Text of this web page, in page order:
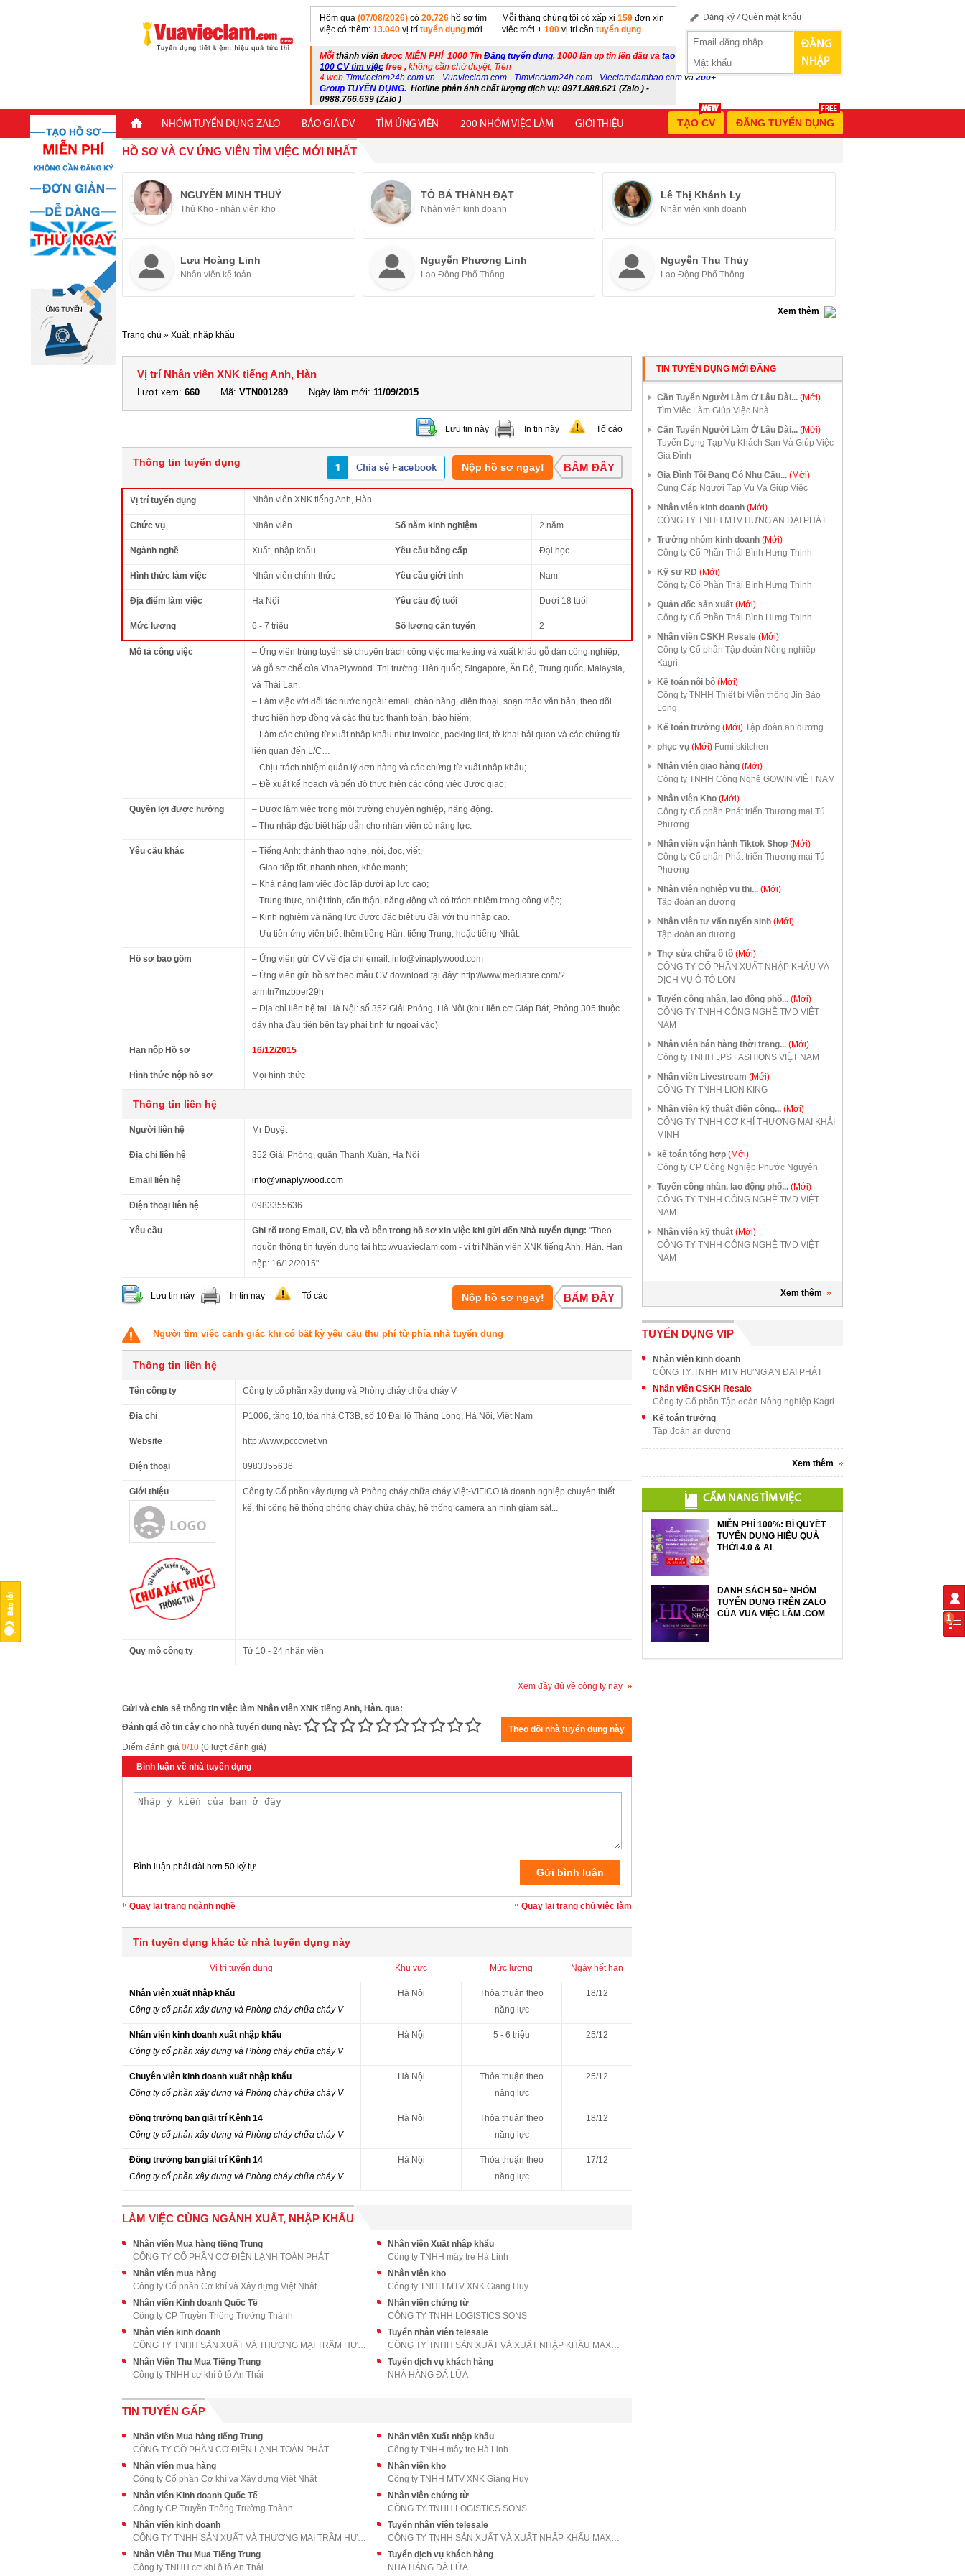
Hôm qua (07/08/2026) có 20.726 hồ sơ tìm
việc có thêm: 13.040 vị trí tuyển dụng mới
Mỗi tháng chúng tôi có xấp xỉ 159 đơn xin
việc mới + 100 vị trí cần tuyển dụng
Mỗithành viên được MIỄN PHÍ 1000 Tin Đăng tuyển dụng, 1000 lần up tin lên đầu và tạo
100 CV tìm việc free , không cần chờ duyệt, Trên
4 web Timvieclam24h.com.vn - Vuavieclam.com - Timvieclam24h.com - Vieclamdambao.com và 200+
Group TUYỂN DỤNG. Hotline phản ánh chất lượng dịch vụ: 0971.888.621 (Zalo ) -
0988.766.639 (Zalo )
Đăng ký /Quên mật khẩu
ĐĂNG
NHẬP
NHÓM TUYỂN DỤNG ZALO BÁO GIÁ DV TÌM ỨNG VIÊN 200 NHÓM VIỆC LÀM GIỚI THIỆU ĐĂNG TUYỂN DỤNG
TẠO CV
HỒ SƠ VÀ CV ỨNG VIÊN TÌM VIỆC MỚI NHẤT
NGUYỄN MINH THUÝ
Thủ Kho - nhân viên kho
TÔ BÁ THÀNH ĐẠT
Nhân viên kinh doanh
Lê Thị Khánh Ly
Nhân viên kinh doanh
Lưu Hoàng Linh
Nhân viên kế toán
Nguyễn Phương Linh
Lao Động Phổ Thông
Nguyễn Thu Thủy
Lao Động Phổ Thông
Xem thêm
Trang chủ » Xuất, nhập khẩu
Vị trí Nhân viên XNK tiếng Anh, Hàn
Lượt xem: 660 Mã: VTN001289 Ngày làm mới: 11/09/2015
Lưu tin này In tin này Tố cáo
Thông tin tuyển dụng Nộp hồ sơ ngay! BẤM ĐÂY
Vị trí tuyển dụng Nhân viên XNK tiếng Anh, Hàn
Chức vụ Nhân viên Số năm kinh nghiệm 2 năm
Ngành nghề Xuất, nhập khẩu Yêu cầu bằng cấp Đại học
Hình thức làm việc Nhân viên chính thức Yêu cầu giới tính Nam
Địa điểm làm việc Hà Nội Yêu cầu độ tuổi Dưới 18 tuổi
Mức lương 6 - 7 triệu Số lượng cần tuyển 2
Mô tả công việc
– Ứng viên trúng tuyển sẽ chuyên trách công việc marketing và xuất khẩu gỗ dán công nghiệp,
và gỗ sơ chế của VinaPlywood. Thị trường: Hàn quốc, Singapore, Ấn Độ, Trung quốc, Malaysia,
và Thái Lan.
– Làm việc với đối tác nước ngoài: email, chào hàng, điện thoại, soạn thảo văn bản, theo dõi
thực hiện hợp đồng và các thủ tục thanh toán, bảo hiểm;
– Làm các chứng từ xuất nhập khẩu như invoice, packing list, tờ khai hải quan và các chứng từ
liên quan đến L/C…
– Chịu trách nhiệm quản lý đơn hàng và các chứng từ xuất nhập khẩu;
– Đề xuất kế hoạch và tiến độ thực hiện các công việc được giao;
Quyền lợi được hưởng
– Được làm việc trong môi trường chuyên nghiệp, năng động.
– Thu nhập đặc biệt hấp dẫn cho nhân viên có năng lực.
Yêu cầu khác
– Tiếng Anh: thành thạo nghe, nói, đọc, viết;
– Giao tiếp tốt, nhanh nhẹn, khỏe mạnh;
– Khả năng làm việc độc lập dưới áp lực cao;
– Trung thực, nhiệt tình, cẩn thận, năng động và có trách nhiệm trong công việc;
– Kinh nghiệm và năng lực được đặc biệt ưu đãi với thu nhập cao.
– Ưu tiên ứng viên biết thêm tiếng Hàn, tiếng Trung, hoặc tiếng Nhật.
Hồ sơ bao gồm
– Ứng viên gửi CV về địa chỉ email: info@vinaplywood.com
– Ứng viên gửi hồ sơ theo mẫu CV download tại đây: http://www.mediafire.com/?
armtn7mzbper29h
– Địa chỉ liên hệ tại Hà Nội: số 352 Giải Phóng, Hà Nội (khu liên cơ Giáp Bát, Phòng 305 thuộc
dãy nhà đầu tiên bên tay phải tính từ ngoài vào)
Hạn nộp Hồ sơ 16/12/2015
Hình thức nộp hồ sơ Mọi hình thức
Thông tin liên hệ
Người liên hệ Mr Duyệt
Địa chỉ liên hệ 352 Giải Phóng, quận Thanh Xuân, Hà Nội
Email liên hệ info@vinaplywood.com
Điện thoại liên hệ 0983355636
Yêu cầu Ghi rõ trong Email, CV, bìa và bên trong hồ sơ xin việc khi gửi đến Nhà tuyển dụng: "Theo
nguồn thông tin tuyển dụng tại http://vuavieclam.com - vị trí Nhân viên XNK tiếng Anh, Hàn. Hạn
nộp: 16/12/2015"
Lưu tin này In tin này Tố cáo Nộp hồ sơ ngay! BẤM ĐÂY
Người tìm việc cảnh giác khi có bất kỳ yêu cầu thu phí từ phía nhà tuyển dụng
Thông tin liên hệ
Tên công ty Công ty cổ phần xây dựng và Phòng cháy chữa cháy V
Địa chỉ P1006, tầng 10, tòa nhà CT3B, số 10 Đại lộ Thăng Long, Hà Nội, Việt Nam
Website http://www.pcccviet.vn
Điện thoại 0983355636
Giới thiệu
Công ty Cổ phần xây dựng và Phòng cháy chữa cháy Việt-VIFICO là doanh nghiệp chuyên thiết
kế, thi công hệ thống phòng cháy chữa cháy, hệ thống camera an ninh giám sát...
Quy mô công ty Từ 10 - 24 nhân viên
Xem đầy đủ về công ty này
Gửi và chia sẻ thông tin việc làm Nhân viên XNK tiếng Anh, Hàn. qua:
Đánh giá độ tin cậy cho nhà tuyển dụng này:
Điểm đánh giá 0/10 (0 lượt đánh giá)
Bình luận về nhà tuyển dụng
Bình luận phải dài hơn 50 ký tự
Quay lại trang ngành nghề Quay lại trang chủ việc làm
Tin tuyển dụng khác từ nhà tuyển dụng này
Vị trí tuyển dụng Khu vực Mức lương Ngày hết hạn
Nhân viên xuất nhập khẩu
Công ty cổ phần xây dựng và Phòng cháy chữa cháy V
Hà Nội
Thỏa thuận theo
năng lực
18/12
Nhân viên kinh doanh xuất nhập khẩu
Công ty cổ phần xây dựng và Phòng cháy chữa cháy V
Hà Nội 5 - 6 triệu 25/12
Chuyên viên kinh doanh xuất nhập khẩu
Công ty cổ phần xây dựng và Phòng cháy chữa cháy V
Hà Nội
Thỏa thuận theo
năng lực
25/12
Đồng trưởng ban giải trí Kênh 14
Công ty cổ phần xây dựng và Phòng cháy chữa cháy V
Hà Nội
Thỏa thuận theo
năng lực
18/12
Đồng trưởng ban giải trí Kênh 14
Công ty cổ phần xây dựng và Phòng cháy chữa cháy V
Hà Nội
Thỏa thuận theo
năng lực
17/12
LÀM VIỆC CÙNG NGÀNH XUẤT, NHẬP KHẨU
Nhân viên Mua hàng tiếng Trung
CÔNG TY CỔ PHẦN CƠ ĐIỆN LẠNH TOÀN PHÁT
Nhân viên Xuất nhập khẩu
Công ty TNHH mây tre Hà Linh
Nhân viên mua hàng
Công ty Cổ phần Cơ khí và Xây dựng Việt Nhật
Nhân viên kho
Công ty TNHH MTV XNK Giang Huy
Nhân viên Kinh doanh Quốc Tế
Công ty CP Truyền Thông Trường Thành
Nhân viên chứng từ
CÔNG TY TNHH LOGISTICS SONS
Nhân viên kinh doanh
CÔNG TY TNHH SẢN XUẤT VÀ THƯƠNG MẠI TRẦM HƯƠNG VIỆ
Tuyển nhân viên telesale
CÔNG TY TNHH SẢN XUẤT VÀ XUẤT NHẬP KHẨU MAXX BAMBO
Nhân Viên Thu Mua Tiếng Trung
Công ty TNHH cơ khí ô tô An Thái
Tuyển dịch vụ khách hàng
NHÀ HÀNG ĐÁ LỬA
TIN TUYỂN GẤP
Nhân viên Mua hàng tiếng Trung
CÔNG TY CỔ PHẦN CƠ ĐIỆN LẠNH TOÀN PHÁT
Nhân viên Xuất nhập khẩu
Công ty TNHH mây tre Hà Linh
Nhân viên mua hàng
Công ty Cổ phần Cơ khí và Xây dựng Việt Nhật
Nhân viên kho
Công ty TNHH MTV XNK Giang Huy
Nhân viên Kinh doanh Quốc Tế
Công ty CP Truyền Thông Trường Thành
Nhân viên chứng từ
CÔNG TY TNHH LOGISTICS SONS
Nhân viên kinh doanh
CÔNG TY TNHH SẢN XUẤT VÀ THƯƠNG MẠI TRẦM HƯƠNG VIỆ
Tuyển nhân viên telesale
CÔNG TY TNHH SẢN XUẤT VÀ XUẤT NHẬP KHẨU MAXX BAMBO
Nhân Viên Thu Mua Tiếng Trung
Công ty TNHH cơ khí ô tô An Thái
Tuyển dịch vụ khách hàng
NHÀ HÀNG ĐÁ LỬA
TIN TUYỂN DỤNG MỚI ĐĂNG
Cần Tuyển Người Làm Ở Lâu Dài... (Mới)
Tìm Việc Làm Giúp Việc Nhà
Cần Tuyển Người Làm Ở Lâu Dài... (Mới)
Tuyển Dụng Tạp Vụ Khách Sạn Và Giúp Việc
Gia Đình
Gia Đình Tôi Đang Có Nhu Cầu... (Mới)
Cung Cấp Người Tạp Vụ Và Giúp Việc
Nhân viên kinh doanh (Mới)
CÔNG TY TNHH MTV HƯNG AN ĐẠI PHÁT
Trưởng nhóm kinh doanh (Mới)
Công ty Cổ Phần Thái Bình Hưng Thịnh
Kỹ sư RD (Mới)
Công ty Cổ Phần Thái Bình Hưng Thịnh
Quản đốc sản xuất (Mới)
Công ty Cổ Phần Thái Bình Hưng Thịnh
Nhân viên CSKH Resale (Mới)
Công ty Cổ phần Tập đoàn Nông nghiệp
Kagri
Kế toán nội bộ (Mới)
Công ty TNHH Thiết bị Viễn thông Jin Bảo
Long
Kế toán trưởng (Mới) Tập đoàn an dương
phục vụ (Mới) Fumi’skitchen
Nhân viên giao hàng (Mới)
Công ty TNHH Công Nghệ GOWIN VIỆT NAM
Nhân viên Kho (Mới)
Công ty Cổ phần Phát triển Thương mại Tú
Phương
Nhân viên vận hành Tiktok Shop (Mới)
Công ty Cổ phần Phát triển Thương mại Tú
Phương
Nhân viên nghiệp vụ thị... (Mới)
Tập đoàn an dương
Nhân viên tư vấn tuyển sinh (Mới)
Tập đoàn an dương
Thợ sửa chữa ô tô (Mới)
CÔNG TY CỔ PHẦN XUẤT NHẬP KHẨU VÀ
DỊCH VỤ Ô TÔ LON
Tuyển công nhân, lao động phổ... (Mới)
CÔNG TY TNHH CÔNG NGHỆ TMD VIỆT
NAM
Nhân viên bán hàng thời trang... (Mới)
Công ty TNHH JPS FASHIONS VIỆT NAM
Nhân viên Livestream (Mới)
CÔNG TY TNHH LION KING
Nhân viên kỹ thuật điện công... (Mới)
CÔNG TY TNHH CƠ KHÍ THƯƠNG MẠI KHẢI
MINH
kế toán tổng hợp (Mới)
Công ty CP Công Nghiệp Phước Nguyên
Tuyển công nhân, lao động phổ... (Mới)
CÔNG TY TNHH CÔNG NGHỆ TMD VIỆT
NAM
Nhân viên kỹ thuật (Mới)
CÔNG TY TNHH CÔNG NGHỆ TMD VIỆT
NAM
Xem thêm
TUYỂN DỤNG VIP
Nhân viên kinh doanh
CÔNG TY TNHH MTV HƯNG AN ĐẠI PHÁT
Nhân viên CSKH Resale
Công ty Cổ phần Tập đoàn Nông nghiệp Kagri
Kế toán trưởng
Tập đoàn an dương
Xem thêm
CẨM NANG TÌM VIỆC
MIỄN PHÍ 100%: BÍ QUYẾT
TUYỂN DỤNG HIỆU QUẢ
THỜI 4.0 & AI
DANH SÁCH 50+ NHÓM
TUYỂN DỤNG TRÊN ZALO
CỦA VUA VIỆC LÀM .COM
1